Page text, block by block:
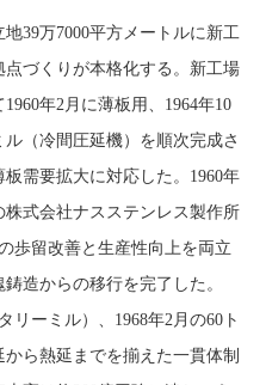
39万7000平方メートルに新工
づくりが本格化する。新工場
年2月に薄板用、1964年10
（冷間圧延機）を順次完成さ
需要拡大に対応した。1960年
式会社ナスステンレス製作所
歩留改善と生産性向上を両立
造からの移行を完了した。
リーミル）、1968年2月の60ト
ら熱延までを揃えた一貫体制